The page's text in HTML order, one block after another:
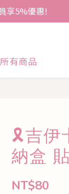
享5%優惠!
所有商品
🎗️吉伊
納盒
NT$80